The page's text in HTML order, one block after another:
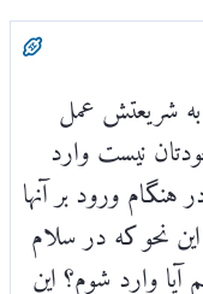
به شریعتش عمل
نیست وارد
هنگام ورود بر آنها
نحو که در سلام
وارد شوم؟ این